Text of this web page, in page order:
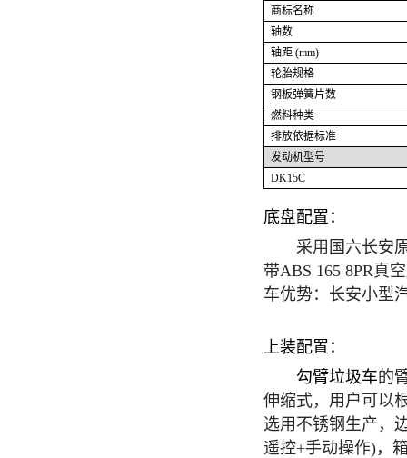
商标名称
轴数
轴距(mm)
轮胎规格
钢板弹簧片数
燃料种类
排放依据标准
发动机型号
DK15C
底盘配置：
采用国六长安原
带ABS 165 8PR真
车优势：长安小型
上装配置：
勾臂垃圾车的
伸缩式，用户可以
选用不锈钢生产，
遥控+手动操作)，